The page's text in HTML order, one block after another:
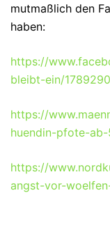
mutmaßlich den
haben:
https://
bleibt-ein/
https://
huendin-pfote-
https://
angst-vor-